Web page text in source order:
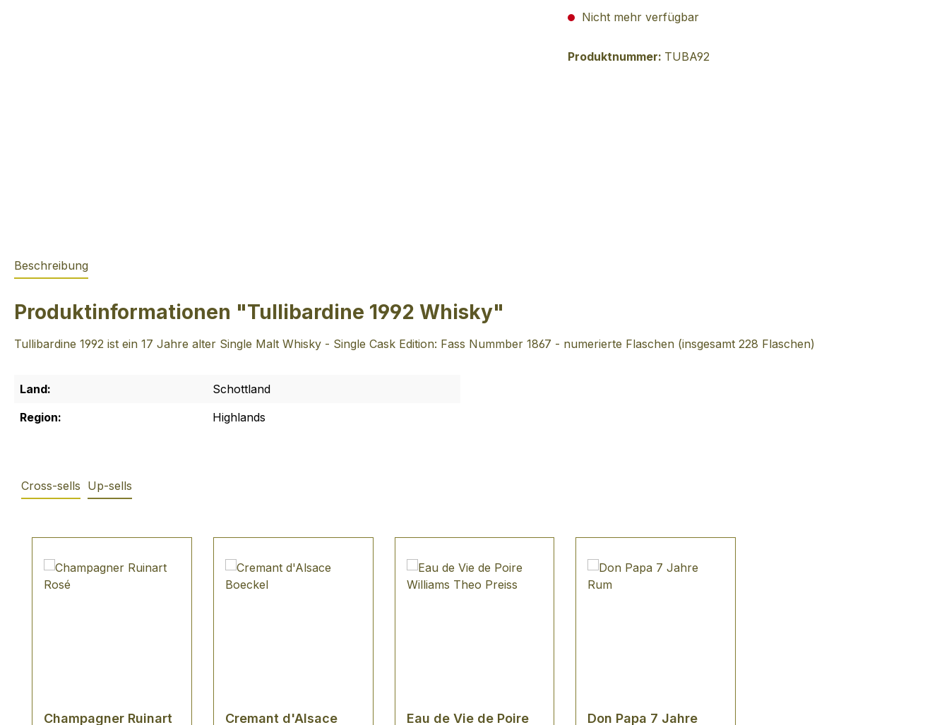
Nicht mehr verfügbar
Produktnummer: TUBA92
Beschreibung
Produktinformationen "Tullibardine 1992 Whisky"
Tullibardine 1992 ist ein 17 Jahre alter Single Malt Whisky - Single Cask Edition: Fass Nummber 1867 - numerierte Flaschen (insgesamt 228 Flaschen)
Land:
Schottland
Region:
Highlands
Cross-sells Up-sells
Champagner Ruinart
Cremant d'Alsace
Eau de Vie de Poire
Don Papa 7 Jahre